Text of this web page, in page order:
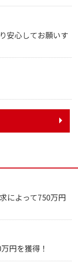
安心してお願いす
によって750万円
円を獲得！